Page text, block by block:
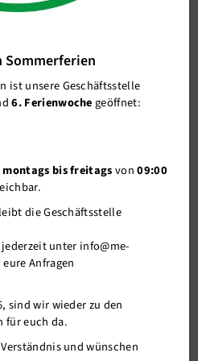
waren, hofften wir auf eine
Finale.
Spiel des Tages um 10:00
BG Monheim an. Wir
Anlaufen (31:21),
Sieger (72:41). Im
die Gastgeber gegen
Finale stand also fest.
erwischte den
dominierten die ersten
Point Guard Omar (#8) war
16 Punkte Rückstand
Sommerferien
ist unsere Geschäftsstelle
6. Ferienwochegeöffnet:
montags bis freitagsvon09:00
die Geschäftsstelle
unter info@me-
Anfragen
sind wir wieder zu den
für euch da.
und wünschen